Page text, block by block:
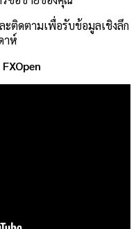
ะติดตามเพื่อรับข้อมูลเชิงลึก
าห์